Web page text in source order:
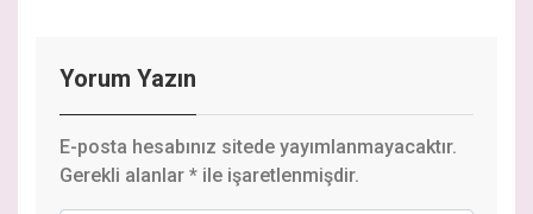
Yorum Yazın
E-posta hesabınız sitede yayımlanmayacaktır.
Gerekli alanlar * ile işaretlenmişdir.